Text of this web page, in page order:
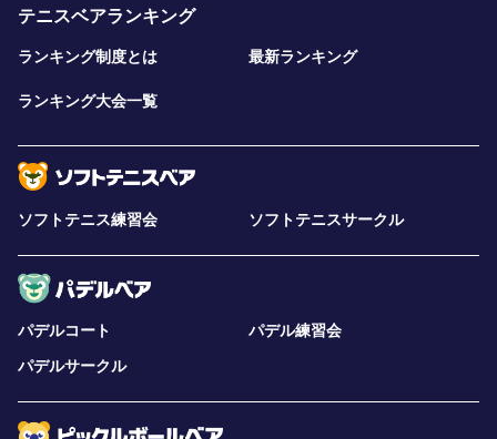
テニスベアランキング
ランキング制度とは 最新ランキング
ランキング大会一覧
ソフトテニス練習会 ソフトテニスサークル
パデルコート
パデル練習会
パデルサークル